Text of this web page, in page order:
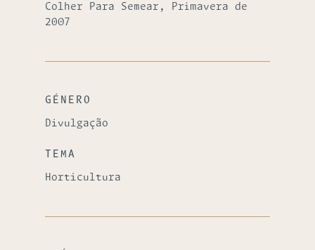
Colher Para Semear, Primavera de
2007
GÉNERO
Divulgação
TEMA
Horticultura